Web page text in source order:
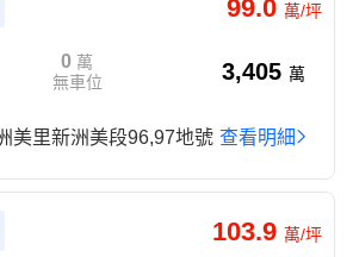
99.0 萬/坪
0 萬
無車位
3,405 萬
美里新洲美段96,97地號 查看明細
103.9 萬/坪